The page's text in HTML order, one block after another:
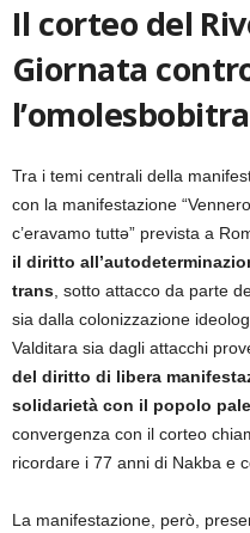
Il corteo del
Giornata
Tra i temi centrali della
con la manifestazione
c’eravamo tuttə” prevista a
il diritto
trans, sotto attacco da parte
sia dalla colonizzazione
Valditara sia dagli attacchi
del diritto di libera
solidarietà con il popolo
convergenza con il corteo
ricordare i 77 anni di Nakba e
La manifestazione, però,